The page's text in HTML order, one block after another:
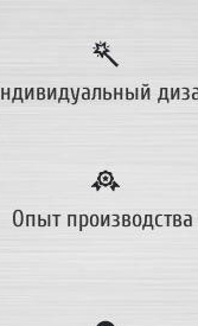
ндивидуальный
Опыт производства